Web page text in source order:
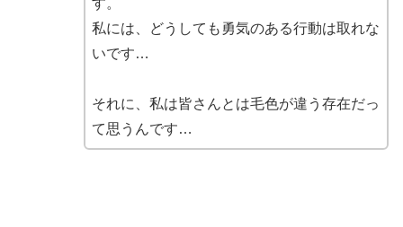
私には、どうしても勇気のある行動は取れな
いです…
それに、私は皆さんとは毛色が違う存在だっ
て思うんです…